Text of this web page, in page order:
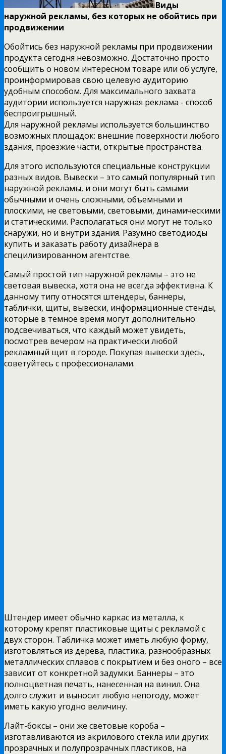
Виды
наружной рекламы, без которых не обойтись при
продвижении
Обойтись без наружной рекламы при продвижении
продукта сегодня невозможно. Достаточно просто
сообщить о новом интересном товаре или об услуге,
проинформировав свою целевую аудиторию
удобным способом. Для максимального захвата
аудитории используется наружная реклама - способ
беспроигрышный.
Для наружной рекламы используется большинство
возможных площадок: внешние поверхности любого
здания, проезжие части, открытые пространства.
Для этого используются специальные конструкции
разных видов. Вывески – это самый популярный тип
наружной рекламы, и они могут быть самыми
обычными и очень сложными, объемными и
плоскими, не световыми, световыми, динамическими
и статическими. Располагаться они могут не только
снаружи, но и внутри здания. Разумно светодиоды
купить и заказать работу дизайнера в
специлизированном агентстве.
Самый простой тип наружной рекламы – это не
световая вывеска, хотя она не всегда эффективна. К
данному типу относятся штендеры, баннеры,
таблички, щиты, вывески, информационные стенды,
которые в темное время могут дополнительно
подсвечиваться, что каждый может увидеть,
посмотрев вечером на практически любой
рекламный щит в городе. Покупая вывески здесь,
советуйтесь с профессионалами.
Штендер имеет обычно каркас из металла, к
которому крепят пластиковые щиты с рекламой с
двух сторон. Табличка может иметь любую форму,
изготовляться из дерева, пластика, разнообразных
металлических сплавов с покрытием и без оного – все
зависит от конкретной задумки. Баннеры – это
полноцветная печать, нанесенная на винил. Она
долго служит и выносит любую непогоду, может
иметь какую угодно величину.
Лайт-боксы – они же световые короба –
изготавливаются из акрилового стекла или других
прозрачных и полупрозрачных пластиков, на